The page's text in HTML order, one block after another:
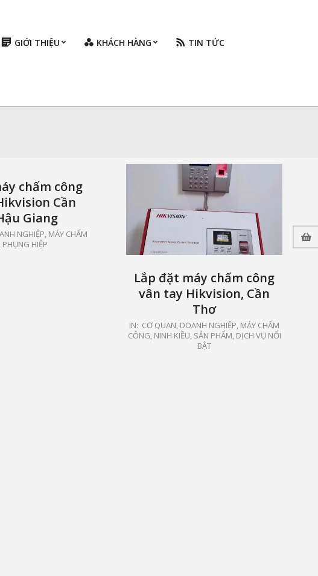
GIỚI THIỆU KHÁCH HÀNG TIN TỨC
chấm công
Cần
Giang
NGHIỆP MÁY CHẤM
PHỤNG HIỆP
Lắp đặt máy chấm công
vân tay Hikvision, Cần
Thơ
2024-
02-
IN: CƠ QUAN, DOANH NGHIỆP, MÁY CHẤM
CÔNG, NINH KIỀU, SẢN PHẨM, DỊCH VỤ NỔI
BẬT